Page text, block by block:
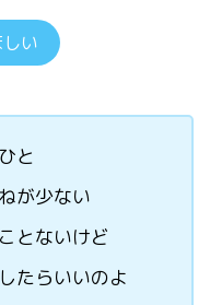
い
と
が少ない
とないけど
たらいいのよ